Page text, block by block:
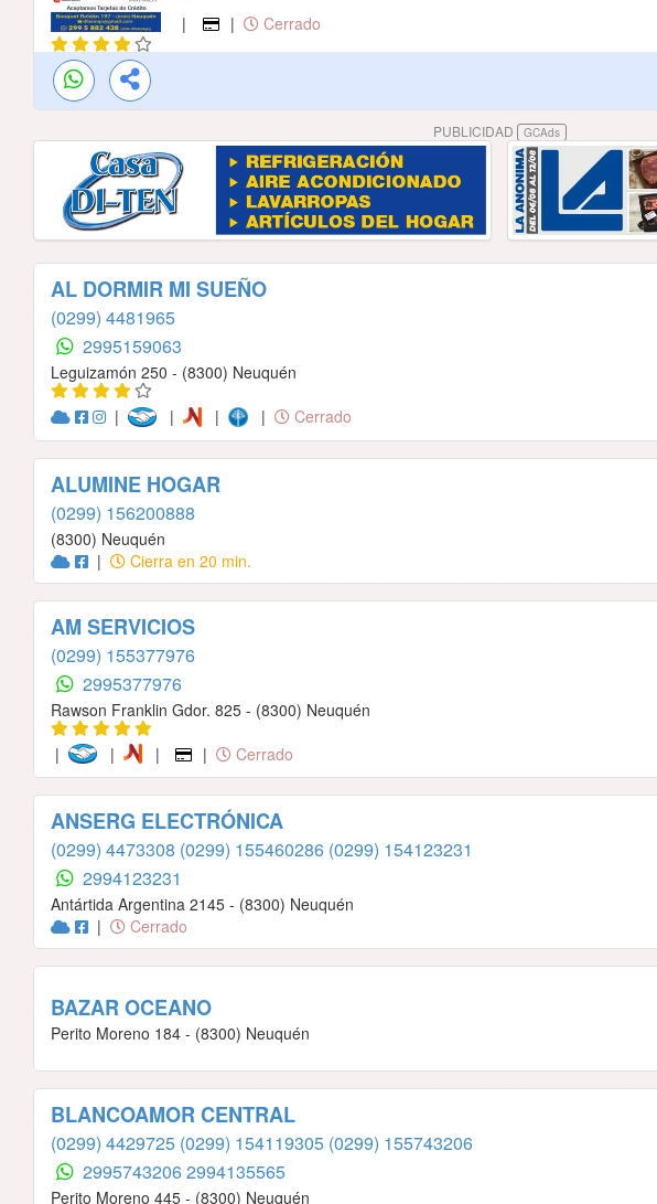
| | Cerrado
PUBLICIDAD GCAds
AL DORMIR MI SUEÑO
(0299) 4481965
2995159063
Leguizamón 250 - (8300) Neuquén
|
| | | Cerrado
ALUMINE HOGAR
(0299) 156200888
(8300) Neuquén
|
Cierra en 20 min.
AM SERVICIOS
(0299) 155377976
2995377976
Rawson Franklin Gdor. 825 - (8300) Neuquén
|
| | | Cerrado
ANSERG ELECTRÓNICA
(0299) 4473308 (0299) 155460286 (0299) 154123231
2994123231
Antártida Argentina 2145 - (8300) Neuquén
|
Cerrado
BAZAR OCEANO
Perito Moreno 184 - (8300) Neuquén
BLANCOAMOR CENTRAL
(0299) 4429725 (0299) 154119305 (0299) 155743206
29957432062994135565
Perito Moreno 445 - (8300) Neuquén